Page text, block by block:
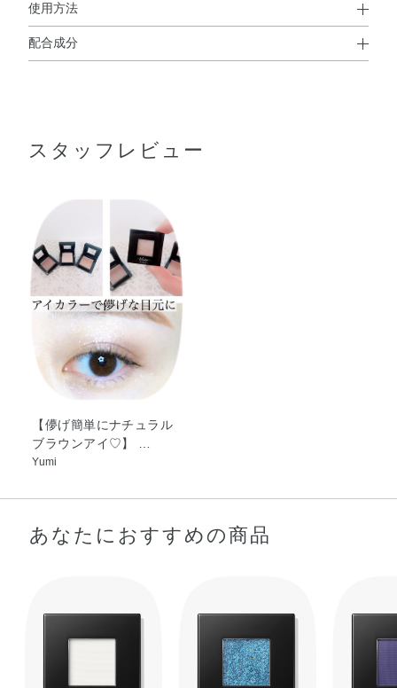
使用方法
使用方法
配合成分
／メチコンシルセスキオキサン）クロスポリマー・ジフェ
ステアリン酸／ロジン酸）ジペンタエリスリチル・ポリブ
テン・（アクリレーツ／アクリル酸ベヘニル／メタクリル
酸ジメチコン）コポリマー・シリカ・ヒアルロン酸Na・
BHT・ジメチルシリル化シリカ・スクワラン・レシチン・
水・フェノキシエタノール・メチルパラベン・グンジョ
ウ・コンジョウ・マイカ・酸化チタン・酸化鉄
スタッフレビュー
【儚げ簡単にナチュラル
ブラウンアイ♡】 …
Yumi
あなたにおすすめの商品